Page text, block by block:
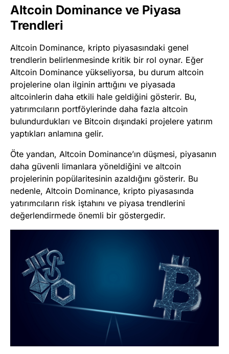
Altcoin Dominance ve Piyasa
Trendleri
Altcoin Dominance, kripto piyasasındaki genel
trendlerin belirlenmesinde kritik bir rol oynar. Eğer
Altcoin Dominance yükseliyorsa, bu durum altcoin
projelerine olan ilginin arttığını ve piyasada
altcoinlerin daha etkili hale geldiğini gösterir. Bu,
yatırımcıların portföylerinde daha fazla altcoin
bulundurdukları ve Bitcoin dışındaki projelere yatırım
yaptıkları anlamına gelir.
Öte yandan, Altcoin Dominance’ın düşmesi, piyasanın
daha güvenli limanlara yöneldiğini ve altcoin
projelerinin popülaritesinin azaldığını gösterir. Bu
nedenle, Altcoin Dominance, kripto piyasasında
yatırımcıların risk iştahını ve piyasa trendlerini
değerlendirmede önemli bir göstergedir.